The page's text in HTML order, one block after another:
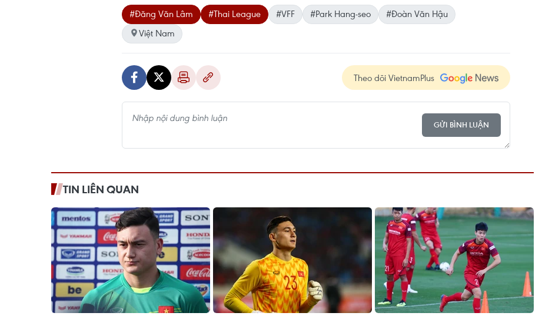
#Đăng Văn Lâm #Thai League #VFF #Park Hang-seo
#Đoàn Văn Hậu
Việt Nam
Theo dõi VietnamPlus
GỬI BÌNH LUẬN
TIN LIÊN QUAN